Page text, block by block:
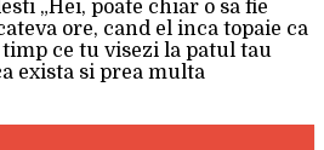
„Hei, poate chiar o sa fie
ore, cand el inca topaie ca
ce tu visezi la patul tau
exista si prea multa